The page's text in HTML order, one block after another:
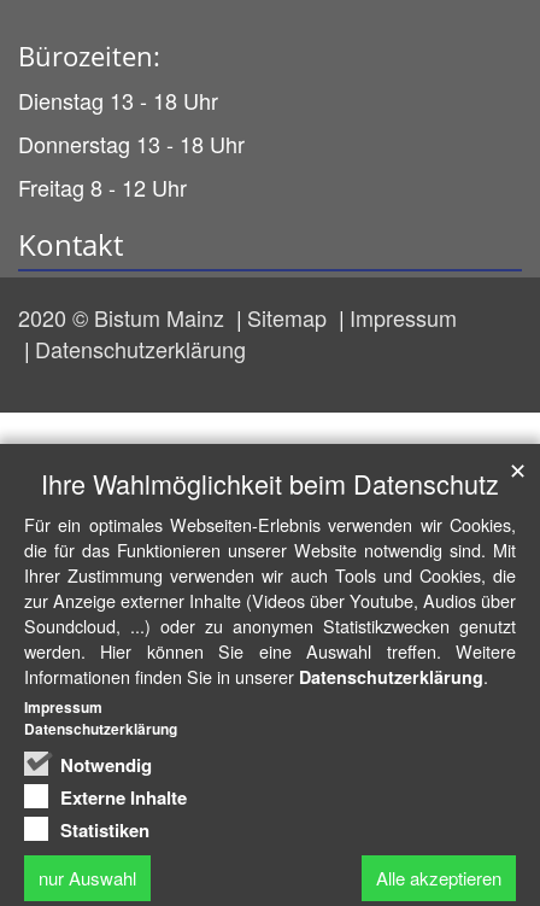
Bürozeiten:
Dienstag 13 - 18 Uhr
Donnerstag 13 - 18 Uhr
Freitag 8 - 12 Uhr
Kontakt
2020 © Bistum Mainz Sitemap
Impressum
Datenschutzerklärung
Ihre Wahlmöglichkeit beim Datenschutz
Für ein optimales Webseiten-Erlebnis verwenden wir Cookies,
die für das Funktionieren unserer Website notwendig sind. Mit
Ihrer Zustimmung verwenden wir auch Tools und Cookies, die
zur Anzeige externer Inhalte (Videos über Youtube, Audios über
Soundcloud, ...) oder zu anonymen Statistikzwecken genutzt
werden. Hier können Sie eine Auswahl treffen. Weitere
Informationen finden Sie in unserer Datenschutzerklärung.
Notwendig
Externe Inhalte
Statistiken
nur Auswahl Alle akzeptieren
✕
Impressum
Datenschutzerklärung